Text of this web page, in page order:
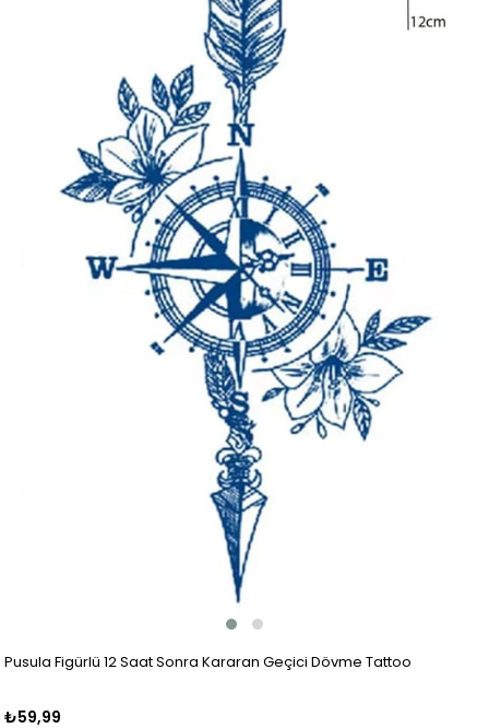
Pusula Figürlü 12 Saat Sonra Kararan Geçici Dövme Tattoo
₺59,99